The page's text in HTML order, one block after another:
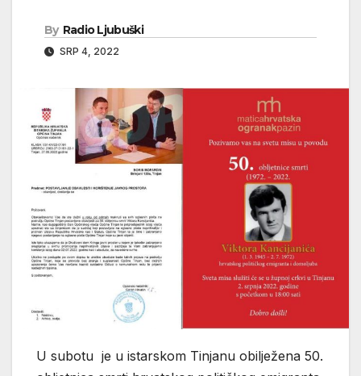
By Radio Ljubuški
SRP 4, 2022
U subotu je u istarskom Tinjanu obilježena 50.